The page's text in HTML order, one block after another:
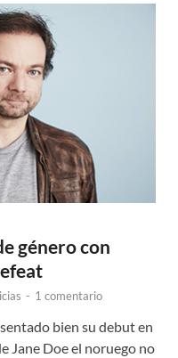
género con
- 1 comentario
bien su debut en
Jane Doe el noruego no